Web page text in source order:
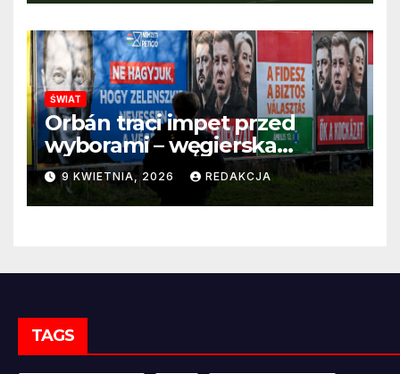
ŚWIAT
Orbán traci impet przed
wyborami – węgierska
propaganda przestaje
przekonywać
9 KWIETNIA, 2026 REDAKCJA
TAGS